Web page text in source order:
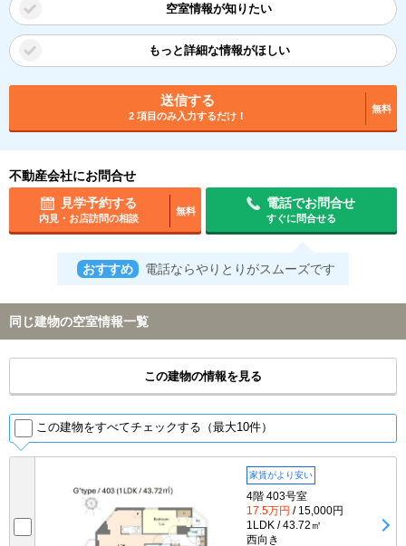
空室情報が知りたい
もっと詳細な情報がほしい
送信する
2 項目のみ入力するだけ！
無料
不動産会社にお問合せ
見学予約する
内見・お店訪問の相談
無料
電話でお問合せ
すぐに問合せる
おすすめ 電話ならやりとりがスムーズです
同じ建物の空室情報一覧
この建物の情報を見る
この建物をすべてチェックする（最大10件）
家賃がより安い
4階 403号室
17.5万円 / 15,000円
1LDK / 43.72㎡
西向き